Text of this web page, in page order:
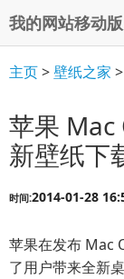
我的网站移动版
主页>壁纸之家 >
苹果 Mac
新壁纸下
时间:2014-01-28
苹果在发布 Mac
了用户带来全新